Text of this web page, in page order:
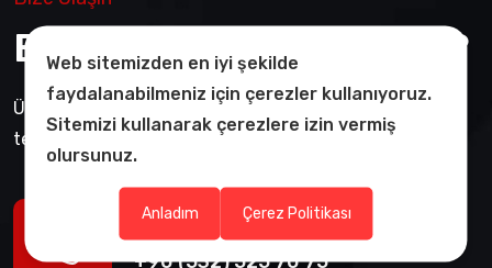
Bizimle İletişime Geçin?
Ürünlerimizden bilgi ve fiyat almak için whatsapp veya
teklif alarak bize ulaşın.
Telefon:
+90 (532) 525 70 75
Web sitemizden en iyi şekilde
faydalanabilmeniz için çerezler kullanıyoruz.
Sitemizi kullanarak çerezlere izin vermiş
olursunuz.
Anladım Çerez Politikası